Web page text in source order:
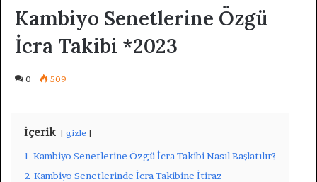
Kambiyo Senetlerine Özgü
İcra Takibi *2023
0 509
İçerik gizle
1 Kambiyo Senetlerine Özgü İcra Takibi Nasıl Başlatılır?
2 Kambiyo Senetlerinde İcra Takibine İtiraz